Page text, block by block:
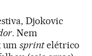
Djokovic
. Nem
umsprintelétrico